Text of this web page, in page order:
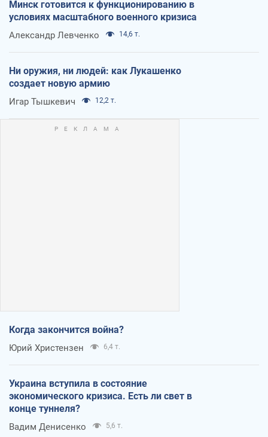
Минск готовится к функционированию в
условиях масштабного военного кризиса
Александр Левченко 14,6 т.
Ни оружия, ни людей: как Лукашенко
создает новую армию
Игар Тышкевич 12,2 т.
Когда закончится война?
Юрий Христензен 6,4 т.
Украина вступила в состояние
экономического кризиса. Есть ли свет в
конце туннеля?
Вадим Денисенко 5,6 т.